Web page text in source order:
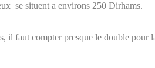
se situent a environs 250 Dirhams.
il faut compter presque le double pour